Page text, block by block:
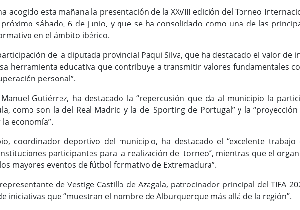
acogido esta mañana la presentación de la XXVIII edición del Torneo
próximo sábado, 6 de junio, y que se ha consolidado como una de las
en el ámbito ibérico.
de la diputada provincial Paqui Silva, que ha destacado el valor de
herramienta educativa que contribuye a transmitir valores fundamentales
personal”.
Gutiérrez, ha destacado la “repercusión que da al municipio la
como son la del Real Madrid y la del Sporting de Portugal” y la
economía”.
coordinador deportivo del municipio, ha destacado el “excelente
participantes para la realización del torneo”, mientras que el
mayores eventos de fútbol formativo de Extremadura”.
de Vestige Castillo de Azagala, patrocinador principal del TIFA
iniciativas que “muestran el nombre de Alburquerque más allá de la región”.